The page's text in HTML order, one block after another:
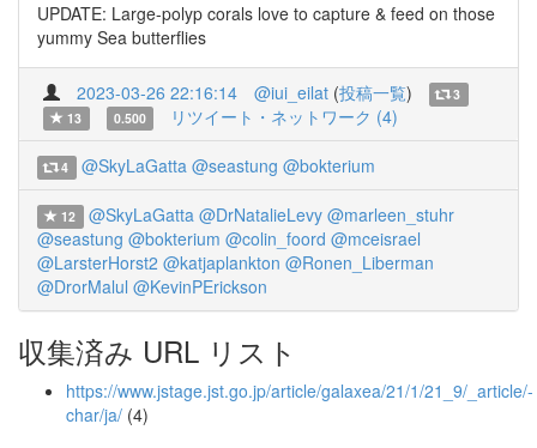
UPDATE: Large-polyp corals love to capture & feed on those
yummy Sea butterflies
2023-03-26 22:16:14 @iui_eilat (投稿一覧)
3
13
0.500 リツイート・ネットワーク (4)
4 @SkyLaGatta @seastung @bokterium
12 @SkyLaGatta @DrNatalieLevy @marleen_stuhr
@seastung @bokterium @colin_foord @mceisrael
@LarsterHorst2 @katjaplankton @Ronen_Liberman
@DrorMalul @KevinPErickson
収集済み URL リスト
https://www.jstage.jst.go.jp/article/galaxea/21/1/21_9/_article/-
char/ja/ (4)